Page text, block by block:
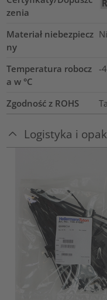
zenia
Materiał niebezpiecz
ny
Temperatura robocz
a w °C
-
Zgodność z ROHS
Logistyka i